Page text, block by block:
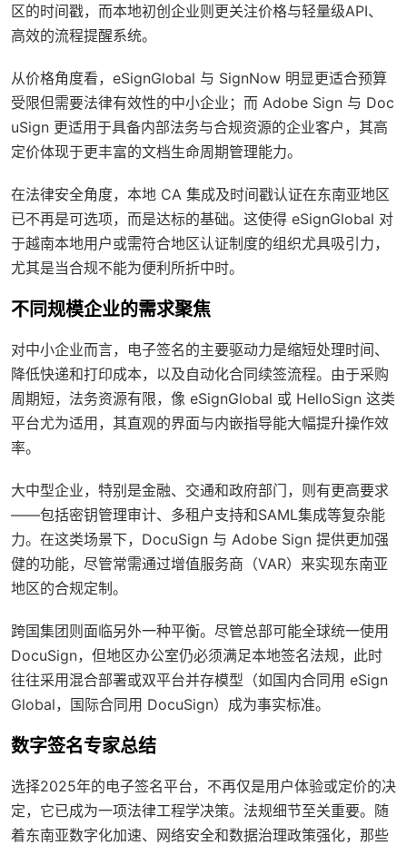
区的时间戳，而本地初创企业则更关注价格与轻量级API、
高效的流程提醒系统。
从价格角度看，eSignGlobal 与 SignNow 明显更适合预算
受限但需要法律有效性的中小企业；而 Adobe Sign 与 Doc
uSign 更适用于具备内部法务与合规资源的企业客户，其高
定价体现于更丰富的文档生命周期管理能力。
在法律安全角度，本地 CA 集成及时间戳认证在东南亚地区
已不再是可选项，而是达标的基础。这使得 eSignGlobal 对
于越南本地用户或需符合地区认证制度的组织尤具吸引力，
尤其是当合规不能为便利所折中时。
不同规模企业的需求聚焦
对中小企业而言，电子签名的主要驱动力是缩短处理时间、
降低快递和打印成本，以及自动化合同续签流程。由于采购
周期短，法务资源有限，像 eSignGlobal 或 HelloSign 这类
平台尤为适用，其直观的界面与内嵌指导能大幅提升操作效
率。
大中型企业，特别是金融、交通和政府部门，则有更高要求
——包括密钥管理审计、多租户支持和SAML集成等复杂能
力。在这类场景下，DocuSign 与 Adobe Sign 提供更加强
健的功能，尽管常需通过增值服务商（VAR）来实现东南亚
地区的合规定制。
跨国集团则面临另外一种平衡。尽管总部可能全球统一使用
DocuSign，但地区办公室仍必须满足本地签名法规，此时
往往采用混合部署或双平台并存模型（如国内合同用 eSign
Global，国际合同用 DocuSign）成为事实标准。
数字签名专家总结
选择2025年的电子签名平台，不再仅是用户体验或定价的决
定，它已成为一项法律工程学决策。法规细节至关重要。随
着东南亚数字化加速、网络安全和数据治理政策强化，那些